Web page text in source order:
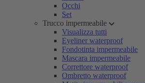
Occhi
Set
Trucco impermeabile
Visualizza tutti
Eyeliner waterproof
Fondotinta impermeabile
Mascara impermeabile
Correttore waterproof
Ombretto waterproof